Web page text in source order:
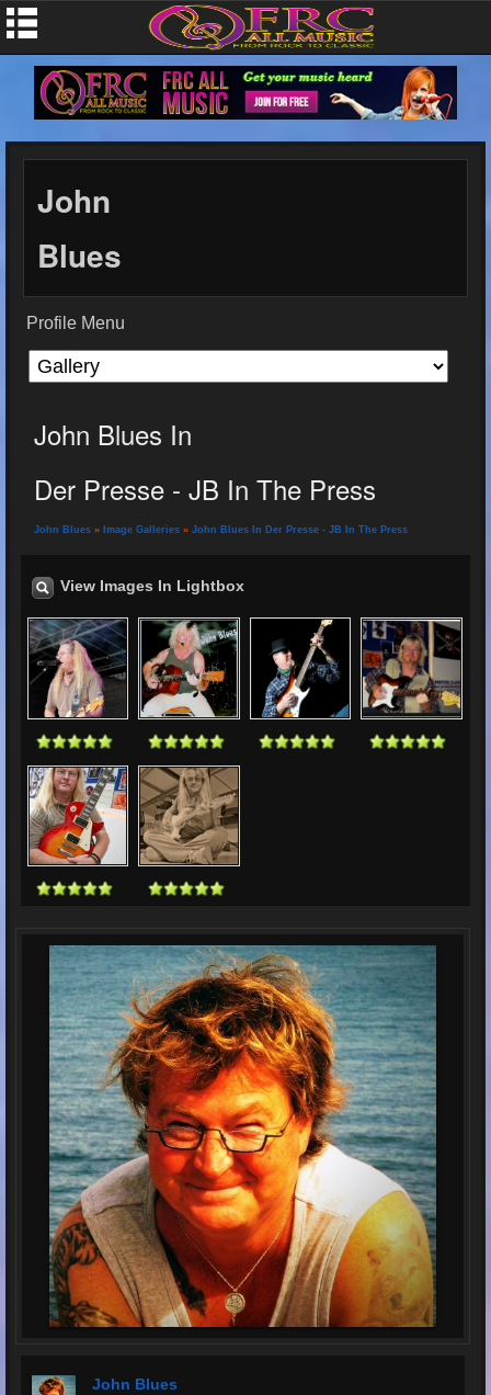
John
Blues
Profile Menu
John Blues In
Der Presse - JB In The Press
John Blues » Image Galleries » John Blues In Der Presse - JB In The Press
View Images In Lightbox
John Blues